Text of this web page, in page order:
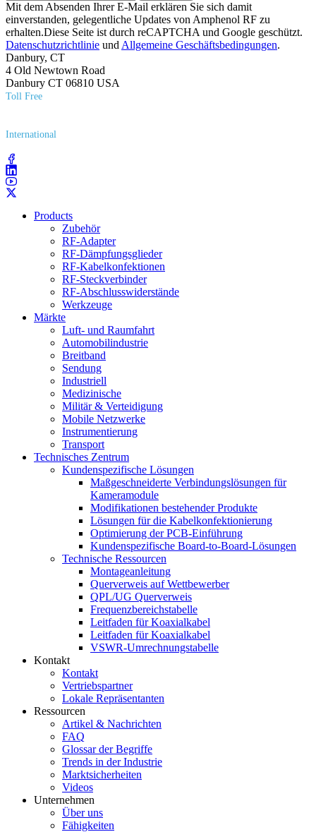
Mit dem Absenden Ihrer E-Mail erklären Sie sich damit
einverstanden, gelegentliche Updates von Amphenol RF zu
erhalten.Diese Seite ist durch reCAPTCHA und Google geschützt.
Datenschutzrichtlinie und Allgemeine Geschäftsbedingungen.
Danbury, CT
4 Old Newtown Road
Danbury CT 06810 USA
Toll Free
International
Products
Zubehör
RF-Adapter
RF-Dämpfungsglieder
RF-Kabelkonfektionen
RF-Steckverbinder
RF-Abschlusswiderstände
Werkzeuge
Märkte
Luft- und Raumfahrt
Automobilindustrie
Breitband
Sendung
Industriell
Medizinische
Militär & Verteidigung
Mobile Netzwerke
Instrumentierung
Transport
Technisches Zentrum
Kundenspezifische Lösungen
Maßgeschneiderte Verbindungslösungen für
Kameramodule
Modifikationen bestehender Produkte
Lösungen für die Kabelkonfektionierung
Optimierung der PCB-Einführung
Kundenspezifische Board-to-Board-Lösungen
Technische Ressourcen
Montageanleitung
Querverweis auf Wettbewerber
QPL/UG Querverweis
Frequenzbereichstabelle
Leitfaden für Koaxialkabel
Leitfaden für Koaxialkabel
VSWR-Umrechnungstabelle
Kontakt
Kontakt
Vertriebspartner
Lokale Repräsentanten
Ressourcen
Artikel & Nachrichten
FAQ
Glossar der Begriffe
Trends in der Industrie
Marktsicherheiten
Videos
Unternehmen
Über uns
Fähigkeiten